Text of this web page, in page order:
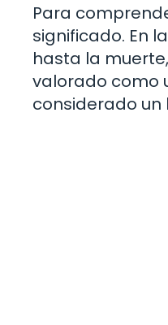
Para
significado. En
hasta la
valorado como
considerado